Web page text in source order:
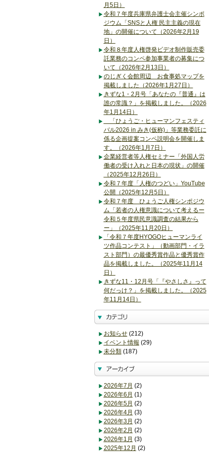
月5日）
令和７年度兵庫県弁護士会主催シンポ
ジウム「SNSと人権 民主主義の現在
地」の開催について（2026年2月19
日）
令和８年度人権啓発ビデオ制作販売委
託業務のコンペ参加事業者の募集につ
いて（2026年2月13日）
のじぎく会館周辺 お食事処マップを
掲載しました（2026年1月27日）
きずな1・2月号「あなたの『普通』は
誰の常識？」を掲載しました。（2026
年1月14日）
「ひょうご・ヒューマンフェスティ
バル2026 in みき(仮称)」等業務委託に
係る企画提案コンペ説明会を開催しま
す。（2026年1月7日）
企業経営者等人権セミナー「外国人労
働者の受け入れと日本の現状」の開催
（2025年12月26日）
令和７年度「人権のつどい」YouTube
公開（2025年12月5日）
令和７年度 ひょうご人権シンポジウ
ム「若者の人権意識について考えるー
令和５年度県民意識調査の結果から
ー」（2025年11月20日）
「令和７年度HYOGOヒューマンライ
ツ作品コンテスト」（動画部門・イラ
スト部門）の最優秀賞作品と優秀賞作
品を掲載しました。（2025年11月14
日）
きずな11・12月号「『やさしさ』って
何だっけ？」を掲載しました。（2025
年11月14日）
お知らせ(212)
イベント情報 (29)
未分類(187)
2026年7月 (2)
2026年6月 (1)
2026年5月 (2)
2026年4月 (3)
2026年3月 (2)
2026年2月 (2)
2026年1月 (3)
2025年12月 (2)